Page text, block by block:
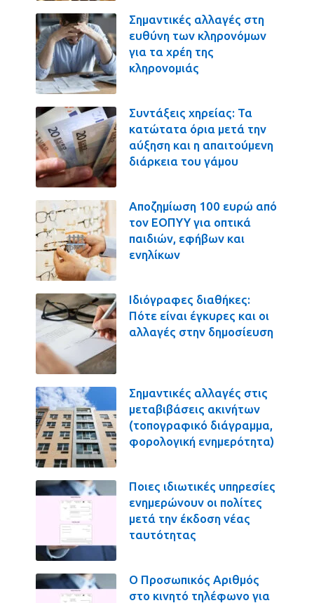
Σημαντικές αλλαγές στη
ευθύνη των κληρονόμων
για τα χρέη της
κληρονομιάς
Συντάξεις χηρείας: Τα
κατώτατα όρια μετά την
αύξηση και η απαιτούμενη
διάρκεια του γάμου
Αποζημίωση 100 ευρώ από
τον ΕΟΠΥΥ για οπτικά
παιδιών, εφήβων και
ενηλίκων
Ιδιόγραφες διαθήκες:
Πότε είναι έγκυρες και οι
αλλαγές στην δημοσίευση
Σημαντικές αλλαγές στις
μεταβιβάσεις ακινήτων
(τοπογραφικό διάγραμμα,
φορολογική ενημερότητα)
Ποιες ιδιωτικές υπηρεσίες
ενημερώνουν οι πολίτες
μετά την έκδοση νέας
ταυτότητας
Ο Προσωπικός Αριθμός
στο κινητό τηλέφωνο για